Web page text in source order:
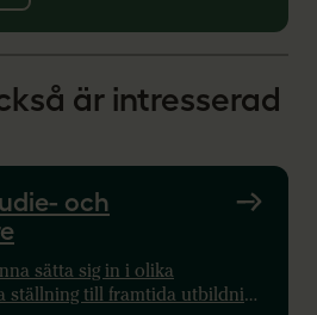
är intresserad
och
sätta sig in i olika
ställning till framtida utbildning